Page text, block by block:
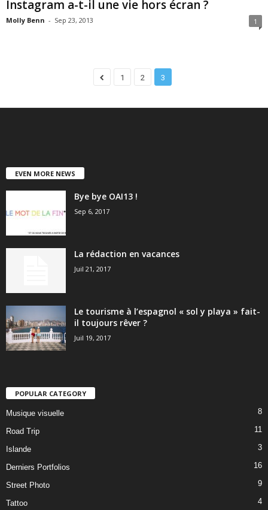
Instagram a-t-il une vie hors écran ?
Molly Benn - Sep 23, 2013 1
1 2 3
EVEN MORE NEWS
Bye bye OAI13 !
Sep 6, 2017
La rédaction en vacances
Juil 21, 2017
Le tourisme à l’espagnol « sol y playa » fait-
il toujours rêver ?
Juil 19, 2017
POPULAR CATEGORY
Musique visuelle 8
Road Trip 11
Islande 3
Derniers Portfolios 16
Street Photo 9
Tattoo 4